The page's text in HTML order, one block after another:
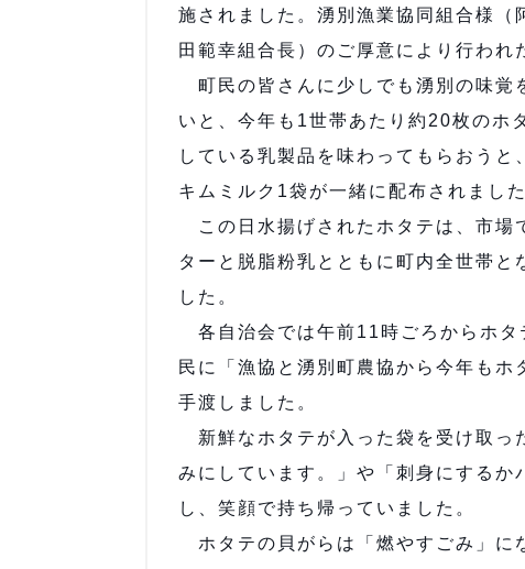
施されました。湧別漁業協同組合様
田範幸組合長）のご厚意により行われ
町民の皆さんに少しでも湧別の味覚
いと、今年も1世帯あたり約20枚のホ
している乳製品を味わってもらおう
キムミルク1袋が一緒に配布されました
この日水揚げされたホタテは、市場
ターと脱脂粉乳とともに町内全世帯
した。
各自治会では午前11時ごろからホタ
民に「漁協と湧別町農協から今年もホ
手渡しました。
新鮮なホタテが入った袋を受け取っ
みにしています。」や「刺身にする
し、笑顔で持ち帰っていました。
ホタテの貝がらは「燃やすごみ」に